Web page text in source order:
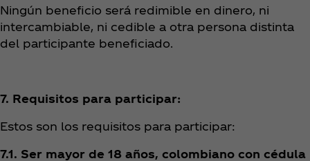
Ningún beneficio será redimible en dinero, ni
intercambiable, ni cedible a otra persona distinta
del participante beneficiado.
7. Requisitos para participar:
Estos son los requisitos para participar:
7.1. Ser mayor de 18 años, colombiano con cédula